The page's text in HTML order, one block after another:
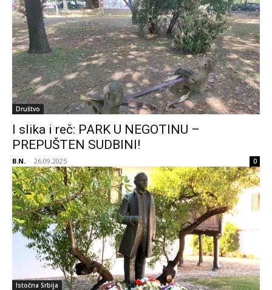
Društvo
I slika i reč: PARK U NEGOTINU –
PREPUŠTEN SUDBINI!
B.N. - 26.09.2025 0
Istočna Srbija